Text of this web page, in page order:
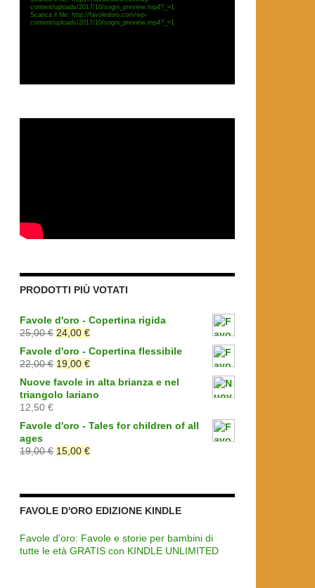
content/uploads/2017/10/sogni_preview.mp4?_=1
Scarica il file: http://favoledoro.com/wp-
content/uploads/2017/10/sogni_preview.mp4?_=1
PRODOTTI PIÙ VOTATI
Favole d'oro - Copertina rigida
25,00€ Il
prezzo
originale
era:
25,00 €.
24,00 €Il
prezzo
attuale
è:
24,00 €.
Favole d'oro - Copertina flessibile
22,00€ Il
prezzo
originale
era:
19,00 €Il
prezzo
attuale
è:
Nuove favole in alta brianza e nel
triangolo lariano
12,50 €
Favole d'oro - Tales for children of all
ages
19,00€ Il
19,00 €.
15,00 €Il
15,00 €.
FAVOLE D'ORO EDIZIONE KINDLE
Favole d'oro: Favole e storie per bambini di
tutte le età GRATIS con KINDLE UNLIMITED